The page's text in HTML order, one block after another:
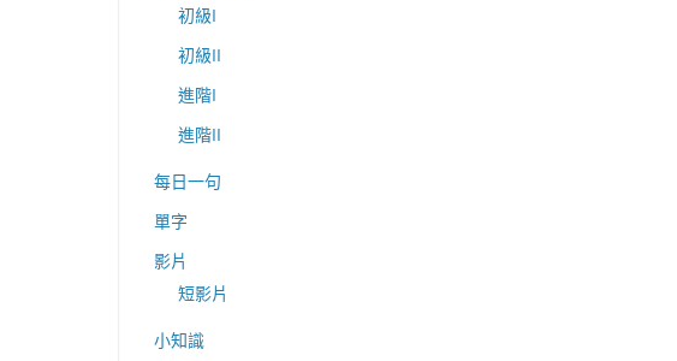
初級I
初級II
進階I
進階II
每日一句
單字
影片
短影片
小知識